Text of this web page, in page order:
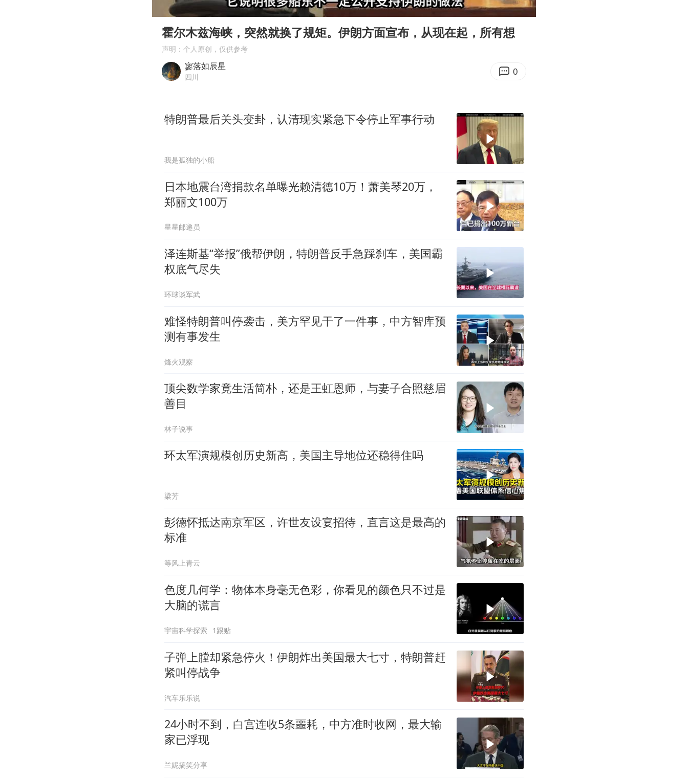
38岁演员求职万岁山NPC成功
老中医：立秋后养心是关键
欧阳娜娜窦靖童好搭
Play
00:00 06:11
霍尔木兹海峡，突然就换了规矩。伊朗方面宣布，从现在起，所有想
声明：个人原创，仅供参考
寥落如辰星
四川 0
特朗普最后关头变卦，认清现实紧急下令停止军事行动
我是孤独的小船
日本地震台湾捐款名单曝光赖清德10万！萧美琴20万，
郑丽文100万
星星邮递员
泽连斯基“举报”俄帮伊朗，特朗普反手急踩刹车，美国霸
权底气尽失
环球谈军武
难怪特朗普叫停袭击，美方罕见干了一件事，中方智库预
测有事发生
烽火观察
顶尖数学家竟生活简朴，还是王虹恩师，与妻子合照慈眉
善目
林子说事
环太军演规模创历史新高，美国主导地位还稳得住吗
梁芳
彭德怀抵达南京军区，许世友设宴招待，直言这是最高的
标准
等风上青云
色度几何学：物体本身毫无色彩，你看见的颜色只不过是
大脑的谎言
宇宙科学探索 1跟贴
子弹上膛却紧急停火！伊朗炸出美国最大七寸，特朗普赶
紧叫停战争
汽车乐乐说
24小时不到，白宫连收5条噩耗，中方准时收网，最大输
家已浮现
兰妮搞笑分享